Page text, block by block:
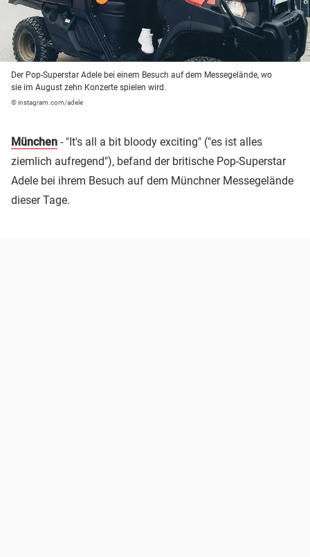
Der Pop-Superstar Adele bei einem Besuch auf dem Messegelände, wo
sie im August zehn Konzerte spielen wird.
© instagram.com/adele
München - "It's all a bit bloody exciting" ("es ist alles
ziemlich aufregend"), befand der britische Pop-Superstar
Adele bei ihrem Besuch auf dem Münchner Messegelände
dieser Tage.